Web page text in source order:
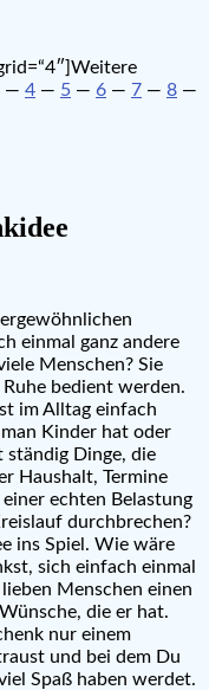
— 4 — 5 — 6 — 7 — 8 —
einmal ganz andere
Menschen? Sie
bedient werden.
im Alltag einfach
Kinder hat oder
ständig Dinge, die
Haushalt, Termine
echten Belastung
durchbrechen?
ins Spiel. Wie wäre
sich einfach einmal
Menschen einen
die er hat.
nur einem
und bei dem Du
Spaß haben werdet.